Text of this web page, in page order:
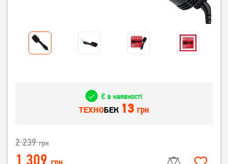
Є в наявності
ТЕХНОБЕК 13 грн
2 239грн
1 309 грн